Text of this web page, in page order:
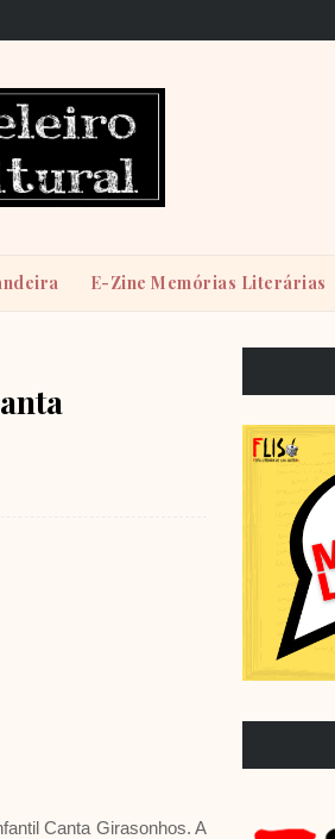
E-Zine Memórias Literárias
Canta Girasonhos. A